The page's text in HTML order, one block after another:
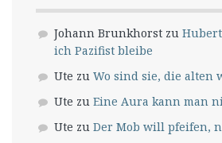
Johann Brunkhorst zu
ich Pazifist bleibe
Ute zu Wo sind sie, die alten
Ute zu Eine Aura kann man
Ute zu Der Mob will pfeifen,